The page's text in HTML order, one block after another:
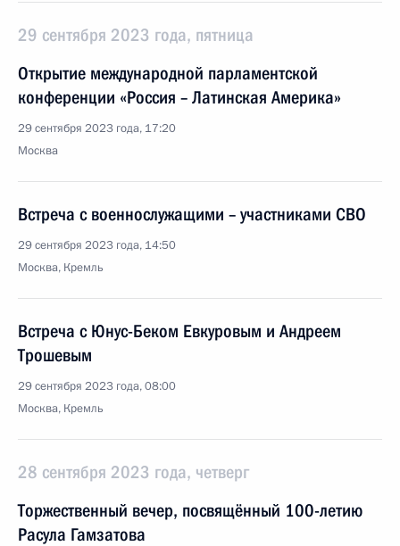
29 сентября 2023 года, пятница
Открытие международной парламентской
конференции «Россия – Латинская Америка»
29 сентября 2023 года, 17:20
Москва
Встреча с военнослужащими – участниками СВО
29 сентября 2023 года, 14:50
Москва, Кремль
Встреча с Юнус-Беком Евкуровым и Андреем
Трошевым
29 сентября 2023 года, 08:00
Москва, Кремль
28 сентября 2023 года, четверг
Торжественный вечер, посвящённый 100-летию
Расула Гамзатова